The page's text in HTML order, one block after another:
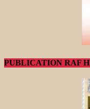
PUBLICATION RAF